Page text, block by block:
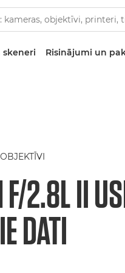
skeneri Risinājumi un
F/2.8L II
DATI